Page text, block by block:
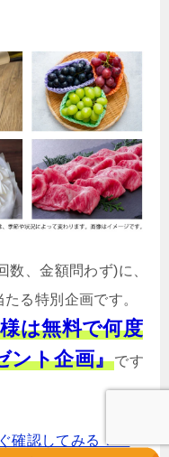
、金額問わず)に、
る特別企画です。
は無料で何度
ント企画』です
確認してみる！＞